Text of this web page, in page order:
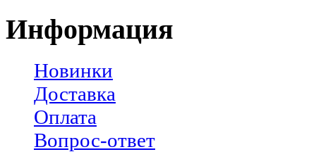
Информация
Новинки
Доставка
Оплата
Вопрос-ответ